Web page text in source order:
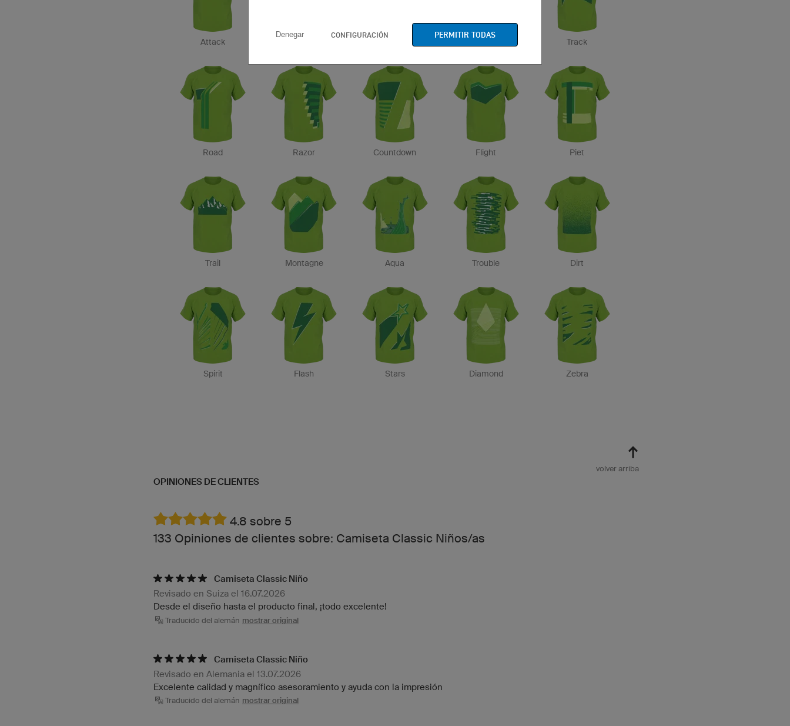
Attack Etape Track
Road Razor Countdown Flight Piet
Trail Montagne Aqua Trouble Dirt
Spirit Flash Stars Diamond Zebra
volver arriba
OPINIONES DE CLIENTES
4.8 sobre 5
133 Opiniones de clientes sobre: Camiseta Classic Niños/as
Camiseta Classic Niño
Revisado en Suiza el 16.07.2026
Desde el diseño hasta el producto final, ¡todo excelente!
Traducido del alemán mostrar original
Camiseta Classic Niño
Revisado en Alemania el 13.07.2026
Excelente calidad y magnífico asesoramiento y ayuda con la impresión
Traducido del alemán mostrar original
Denegar CONFIGURACIÓN PERMITIR TODAS